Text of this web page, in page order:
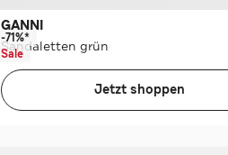
GANNI
Sandaletten grün
-71%*
Sale
Jetzt shoppen